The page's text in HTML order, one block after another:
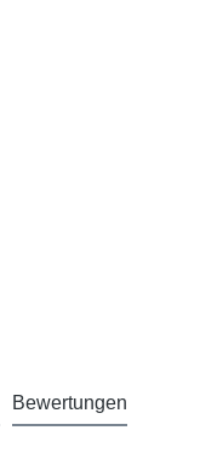
Bewertungen